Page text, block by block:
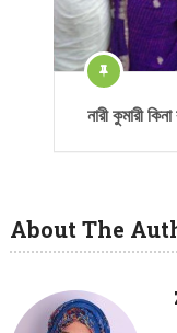
নারী কুমারী
About The